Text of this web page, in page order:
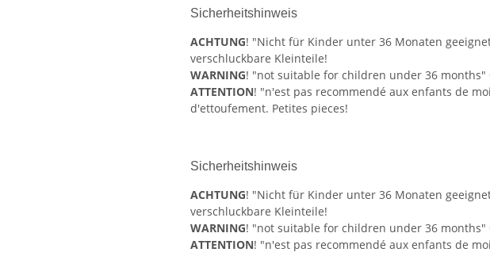
Sicherheitshinweis
ACHTUNG! "Nicht für Kinder unter 36 Monaten
verschluckbare Kleinteile!
WARNING! "not suitable for children under 36 months"
ATTENTION! "n'est pas recommendé aux enfants de
d'ettoufement. Petites pieces!
Sicherheitshinweis
ACHTUNG! "Nicht für Kinder unter 36 Monaten
verschluckbare Kleinteile!
WARNING! "not suitable for children under 36 months"
ATTENTION! "n'est pas recommendé aux enfants de